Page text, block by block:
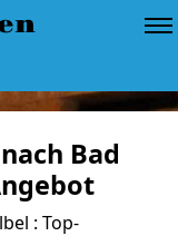
Bad
: Top-